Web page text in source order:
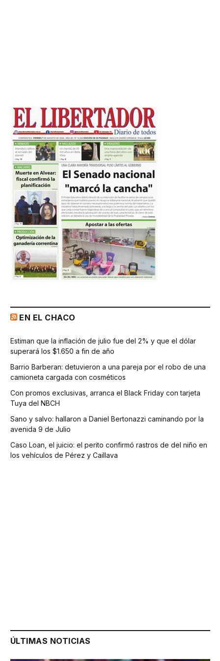
EN EL CHACO
Estiman que la inflación de julio fue del 2% y que el dólar
superará los $1.650 a fin de año
Barrio Barberan: detuvieron a una pareja por el robo de una
camioneta cargada con cosméticos
Con promos exclusivas, arranca el Black Friday con tarjeta
Tuya del NBCH
Sano y salvo: hallaron a Daniel Bertonazzi caminando por la
avenida 9 de Julio
Caso Loan, el juicio: el perito confirmó rastros de del niño en
los vehículos de Pérez y Caillava
ÚLTIMAS NOTICIAS